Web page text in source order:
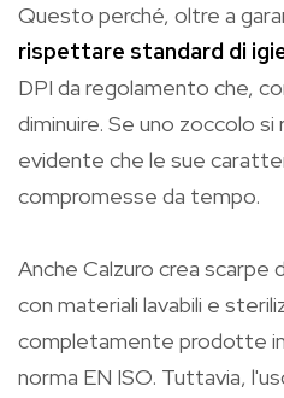
Questo perché, oltre a
rispettare standard di
DPI da regolamento che,
diminuire. Se uno zoccolo
evidente che le sue
compromesse da tempo.
Anche Calzuro crea scarpe
con materiali lavabili e
completamente prodotte
norma EN ISO. Tuttavia,